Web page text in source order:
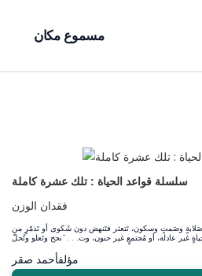
مسموع مكان
سلسلة قواعد الحياة : تلك عشرة كاملة
فقدان الوزن
وصَمتٍ وسكون، تَتعثر فتَنهض دون شَكوى أو تَذمّرٍ من
مؤلفأحمد صقر